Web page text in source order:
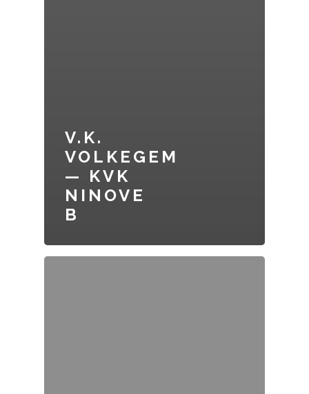
V.K.
VOLKEGEM
— KVK
NINOVE
B